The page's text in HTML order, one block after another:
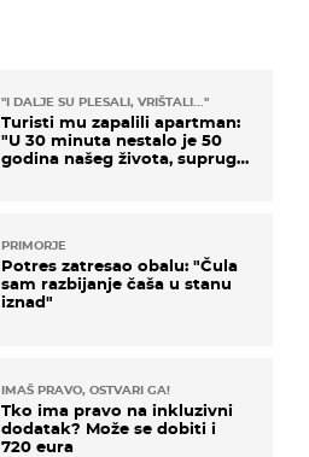
"I DALJE SU PLESALI, VRIŠTALI..."
Turisti mu zapalili apartman:
"U 30 minuta nestalo je 50
godina našeg života, supruga
PRIMORJE
Potres zatresao obalu: "Čula
sam razbijanje čaša u stanu
iznad"
IMAŠ PRAVO, OSTVARI GA!
Tko ima pravo na inkluzivni
dodatak? Može se dobiti i
720 eura